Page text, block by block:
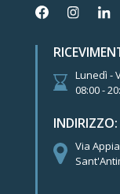
Lunedì -
08:00 -
INDIRIZZO:
Via